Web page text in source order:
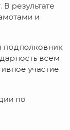
результате
и
подполковник
всем
участие
по